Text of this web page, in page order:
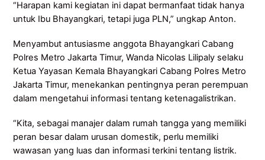
“Harapan kami kegiatan ini dapat bermanfaat tidak hanya
untuk Ibu Bhayangkari, tetapi juga PLN,” ungkap Anton.
Menyambut antusiasme anggota Bhayangkari Cabang
Polres Metro Jakarta Timur, Wanda Nicolas Lilipaly selaku
Ketua Yayasan Kemala Bhayangkari Cabang Polres Metro
Jakarta Timur, menekankan pentingnya peran perempuan
dalam mengetahui informasi tentang ketenagalistrikan.
“Kita, sebagai manajer dalam rumah tangga yang memiliki
peran besar dalam urusan domestik, perlu memiliki
wawasan yang luas dan informasi terkini tentang listrik.